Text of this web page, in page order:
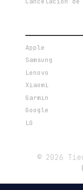
Apple
Samsung
Lenovo
Xiaomi
Garmin
Google
LG
© 2026